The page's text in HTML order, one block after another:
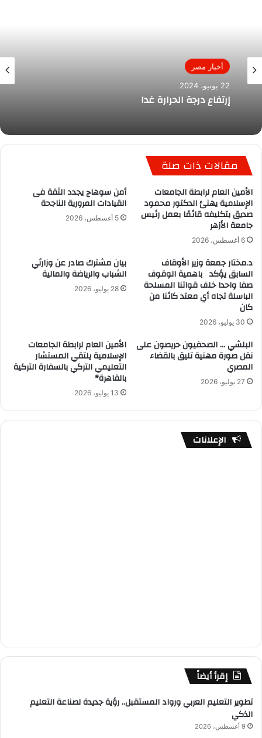
أخبار مصر
22 يونيو، 2024
إرتفاع درجة الحرارة غدا
مقالات ذات صلة
الأمين العام لرابطة الجامعات
الإسلامية يهنئ الدكتور محمود
صديق بتكليفه قائمًا بعمل رئيس
جامعة الأزهر
6 أغسطس، 2026
أمن سوهاج يجدد الثقة فى
القيادات المرورية الناجحة
5 أغسطس، 2026
د.مختار جمعة وزير الأوقاف
السابق يؤكد باهمية الوقوف
صفا واحدا خلف قواتنا المسلحة
الباسلة تجاه أي معتد كائنا من
كان
30 يوليو، 2026
بيان مشترك صادر عن وزارتَي
الشباب والرياضة والمالية
28 يوليو، 2026
البلشي … الصحفيون حريصون على
نقل صورة مهنية تليق بالقضاء
المصري
27 يوليو، 2026
الأمين العام لرابطة الجامعات
الإسلامية يلتقي المستشار
التعليمي التركي بالسفارة التركية
بالقاهرة*
13 يوليو، 2026
الإعلانات
إقرأ أيضاً
تطوير التعليم العربي ورواد المستقبل.. رؤية جديدة لصناعة التعليم
الذكي
9 أغسطس، 2026